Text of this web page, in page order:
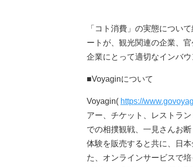
「コト消費」の実態につい
ートが、観光関連の企業、
企業にとって適切なインバ
■Voyaginについて
Voyagin( https://
アー、チケット、レストラ
での相撲観戦、一見さんお
体験を販売すると共に、日
た、オンラインサービスで